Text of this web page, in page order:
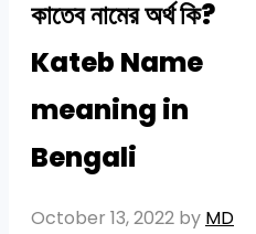
কাতেব নামের অর্থ কি?
Kateb Name
meaning in
Bengali
October 13, 2022 by MD